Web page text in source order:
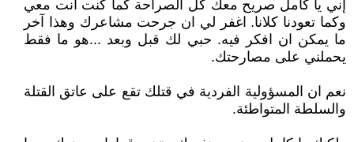
إني يا كامل صريح معك كل الصراحة كما كنت أنت معي
وكما تعودنا كلانا. اغفر لي ان جرحت مشاعرك وهذا آخر
ما يمكن ان افكر فيه. حبي لك قبل وبعد ...هو ما فقط
يحملني على مصارحتك.
نعم ان المسؤولية الفردية في قتلك تقع على عاتق القتلة
والسلطة المتواطئة.